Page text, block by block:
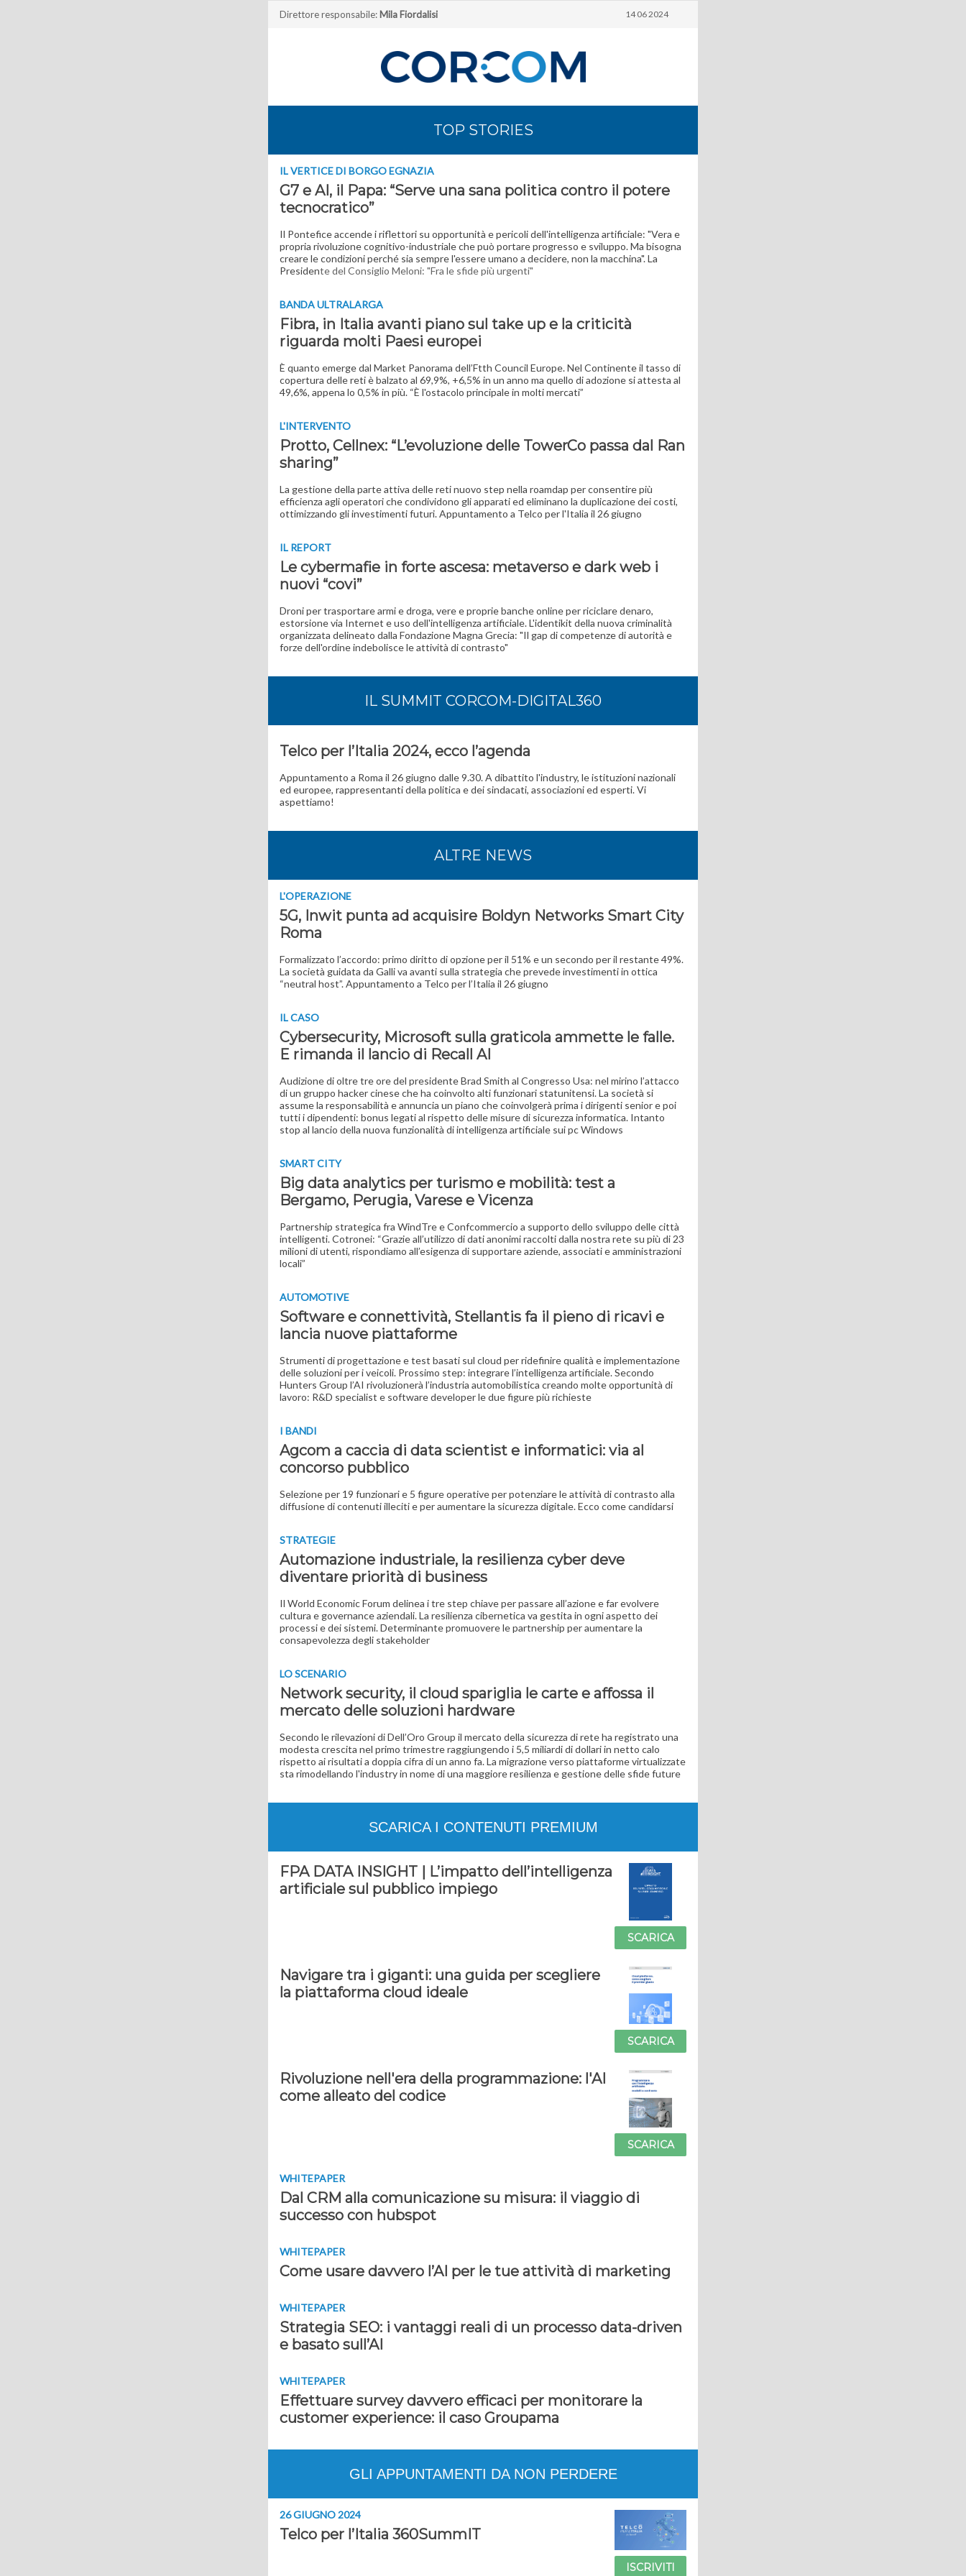
Direttore responsabile: Mila Fiordalisi 14 06 2024
TOP STORIES
IL VERTICE DI BORGO EGNAZIA
G7 e AI, il Papa: “Serve una sana politica contro il potere
tecnocratico”
Il Pontefice accende i riflettori su opportunità e pericoli dell'intelligenza artificiale: "Vera e
propria rivoluzione cognitivo-industriale che può portare progresso e sviluppo. Ma bisogna
creare le condizioni perché sia sempre l'essere umano a decidere, non la macchina". La
Presidente del Consiglio Meloni: "Fra le sfide più urgenti"
BANDA ULTRALARGA
Fibra, in Italia avanti piano sul take up e la criticità
riguarda molti Paesi europei
È quanto emerge dal Market Panorama dell’Ftth Council Europe. Nel Continente il tasso di
copertura delle reti è balzato al 69,9%, +6,5% in un anno ma quello di adozione si attesta al
49,6%, appena lo 0,5% in più. “È l'ostacolo principale in molti mercati”
L'INTERVENTO
Protto, Cellnex: “L’evoluzione delle TowerCo passa dal Ran
sharing”
La gestione della parte attiva delle reti nuovo step nella roamdap per consentire più
efficienza agli operatori che condividono gli apparati ed eliminano la duplicazione dei costi,
ottimizzando gli investimenti futuri. Appuntamento a Telco per l'Italia il 26 giugno
IL REPORT
Le cybermafie in forte ascesa: metaverso e dark web i
nuovi “covi”
Droni per trasportare armi e droga, vere e proprie banche online per riciclare denaro,
estorsione via Internet e uso dell'intelligenza artificiale. L'identikit della nuova criminalità
organizzata delineato dalla Fondazione Magna Grecia: "Il gap di competenze di autorità e
forze dell'ordine indebolisce le attività di contrasto"
IL SUMMIT CORCOM-DIGITAL360
Telco per l’Italia 2024, ecco l’agenda
Appuntamento a Roma il 26 giugno dalle 9.30. A dibattito l'industry, le istituzioni nazionali
ed europee, rappresentanti della politica e dei sindacati, associazioni ed esperti. Vi
aspettiamo!
ALTRE NEWS
L'OPERAZIONE
5G, Inwit punta ad acquisire Boldyn Networks Smart City
Roma
Formalizzato l’accordo: primo diritto di opzione per il 51% e un secondo per il restante 49%.
La società guidata da Galli va avanti sulla strategia che prevede investimenti in ottica
“neutral host”. Appuntamento a Telco per l’Italia il 26 giugno
IL CASO
Cybersecurity, Microsoft sulla graticola ammette le falle.
E rimanda il lancio di Recall AI
Audizione di oltre tre ore del presidente Brad Smith al Congresso Usa: nel mirino l’attacco
di un gruppo hacker cinese che ha coinvolto alti funzionari statunitensi. La società si
assume la responsabilità e annuncia un piano che coinvolgerà prima i dirigenti senior e poi
tutti i dipendenti: bonus legati al rispetto delle misure di sicurezza informatica. Intanto
stop al lancio della nuova funzionalità di intelligenza artificiale sui pc Windows
SMART CITY
Big data analytics per turismo e mobilità: test a
Bergamo, Perugia, Varese e Vicenza
Partnership strategica fra WindTre e Confcommercio a supporto dello sviluppo delle città
intelligenti. Cotronei: “Grazie all’utilizzo di dati anonimi raccolti dalla nostra rete su più di 23
milioni di utenti, rispondiamo all’esigenza di supportare aziende, associati e amministrazioni
locali”
AUTOMOTIVE
Software e connettività, Stellantis fa il pieno di ricavi e
lancia nuove piattaforme
Strumenti di progettazione e test basati sul cloud per ridefinire qualità e implementazione
delle soluzioni per i veicoli. Prossimo step: integrare l’intelligenza artificiale. Secondo
Hunters Group l’AI rivoluzionerà l’industria automobilistica creando molte opportunità di
lavoro: R&D specialist e software developer le due figure più richieste
I BANDI
Agcom a caccia di data scientist e informatici: via al
concorso pubblico
Selezione per 19 funzionari e 5 figure operative per potenziare le attività di contrasto alla
diffusione di contenuti illeciti e per aumentare la sicurezza digitale. Ecco come candidarsi
STRATEGIE
Automazione industriale, la resilienza cyber deve
diventare priorità di business
Il World Economic Forum delinea i tre step chiave per passare all’azione e far evolvere
cultura e governance aziendali. La resilienza cibernetica va gestita in ogni aspetto dei
processi e dei sistemi. Determinante promuovere le partnership per aumentare la
consapevolezza degli stakeholder
LO SCENARIO
Network security, il cloud spariglia le carte e affossa il
mercato delle soluzioni hardware
Secondo le rilevazioni di Dell’Oro Group il mercato della sicurezza di rete ha registrato una
modesta crescita nel primo trimestre raggiungendo i 5,5 miliardi di dollari in netto calo
rispetto ai risultati a doppia cifra di un anno fa. La migrazione verso piattaforme virtualizzate
sta rimodellando l'industry in nome di una maggiore resilienza e gestione delle sfide future
SCARICA I CONTENUTI PREMIUM
FPA DATA INSIGHT | L’impatto dell’intelligenza
artificiale sul pubblico impiego
SCARICA
Navigare tra i giganti: una guida per scegliere
la piattaforma cloud ideale
SCARICA
Rivoluzione nell'era della programmazione: l'AI
come alleato del codice
SCARICA
WHITEPAPER
Dal CRM alla comunicazione su misura: il viaggio di
successo con hubspot
WHITEPAPER
Come usare davvero l’AI per le tue attività di marketing
WHITEPAPER
Strategia SEO: i vantaggi reali di un processo data-driven
e basato sull’AI
WHITEPAPER
Effettuare survey davvero efficaci per monitorare la
customer experience: il caso Groupama
GLI APPUNTAMENTI DA NON PERDERE
26 GIUGNO 2024
Telco per l’Italia 360SummIT
ISCRIVITI